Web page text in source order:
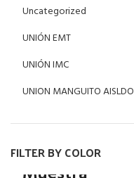
Uncategorized
UNIÓN EMT
UNIÓN IMC
UNION MANGUITO AISLDO
FILTER BY COLOR